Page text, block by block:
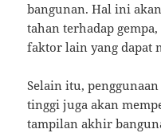
bangunan. Hal ini
tahan terhadap
faktor lain yang dapat
Selain itu,
tinggi juga akan
tampilan akhir